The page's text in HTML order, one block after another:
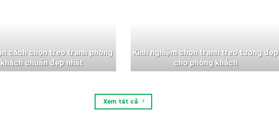
cách chọn treo tranh phòng
khách chuẩn đẹp nhất
Kinh nghiệm chọn tranh treo tường đẹp
cho phòng khách
Xem tất cả